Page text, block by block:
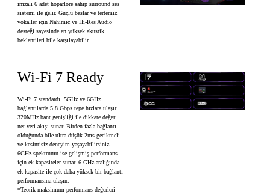
imzalı 6 adet hoparlöre sahip surround ses
sistemi ile gelir. Güçlü baslar ve tertemiz
vokaller için Nahimic ve Hi-Res Audio
desteği sayesinde en yüksek akustik
beklentileri bile karşılayabilir.
Wi-Fi 7 Ready
Wi-Fi 7 standardı, 5GHz ve 6GHz
bağlantılarda 5.8 Gbps tepe hızlara ulaşır.
320MHz bant genişliği ile dikkate değer
net veri akışı sunar. Birden fazla bağlantı
olduğunda bile ultra düşük 2ms gecikmeli
ve kesintisiz deneyim yaşayabilirsiniz.
6GHz spektrumu ise gelişmiş performans
için ek kapasiteler sunar. 6 GHz aralığında
ek kapasite ile çok daha yüksek bir bağlantı
performansına ulaşın.
*Teorik maksimum performans değerleri